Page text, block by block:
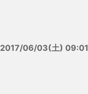
2017/06/03(土) 09:01